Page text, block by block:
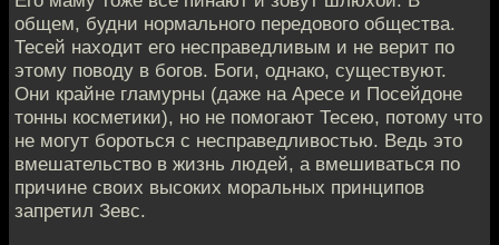
общем, будни нормального передового общества.
Тесей находит его несправедливым и не верит по
этому поводу в богов. Боги, однако, существуют.
Они крайне гламурны (даже на Аресе и Посейдоне
тонны косметики), но не помогают Тесею, потому что
не могут бороться с несправедливостью. Ведь это
вмешательство в жизнь людей, а вмешиваться по
причине своих высоких моральных принципов
запретил Зевс.